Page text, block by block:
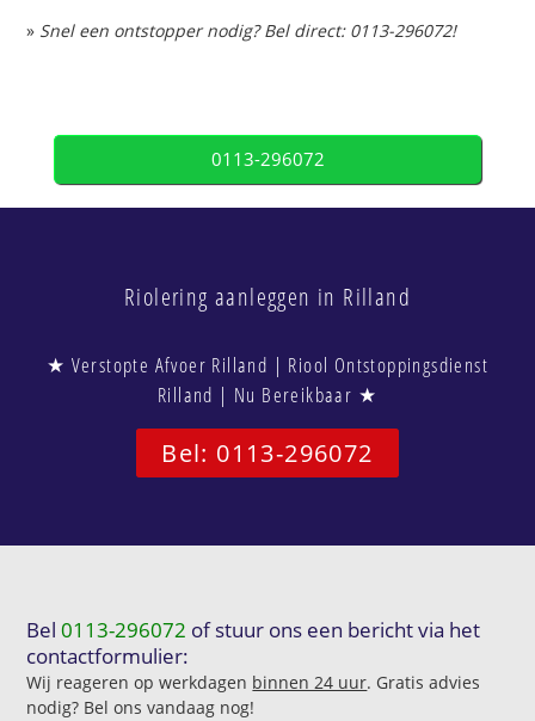
» Snel een ontstopper nodig? Bel direct: 0113-296072!
0113-296072
Riolering aanleggen in Rilland
★ Verstopte Afvoer Rilland | Riool Ontstoppingsdienst
Rilland | Nu Bereikbaar ★
Bel: 0113-296072
Bel0113-296072 of stuur ons een bericht via het
contactformulier:
Wij reageren op werkdagen binnen 24 uur. Gratis advies
nodig? Bel ons vandaag nog!